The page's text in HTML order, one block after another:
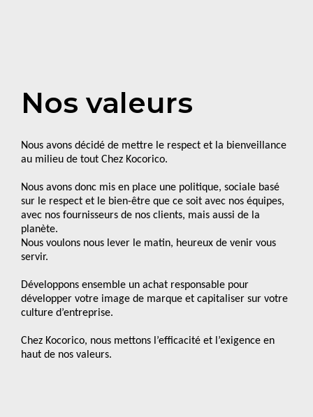
Nos valeurs
Nous avons décidé de mettre le respect et la bienveillance
au milieu de tout Chez Kocorico.
Nous avons donc mis en place une politique, sociale basé
sur le respect et le bien-être que ce soit avec nos équipes,
avec nos fournisseurs de nos clients, mais aussi de la
planète.
Nous voulons nous lever le matin, heureux de venir vous
servir.
Développons ensemble un achat responsable pour
développer votre image de marque et capitaliser sur votre
culture d’entreprise.
Chez Kocorico, nous mettons l’efficacité et l’exigence en
haut de nos valeurs.